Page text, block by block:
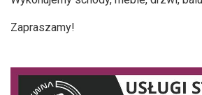
Zapraszamy!